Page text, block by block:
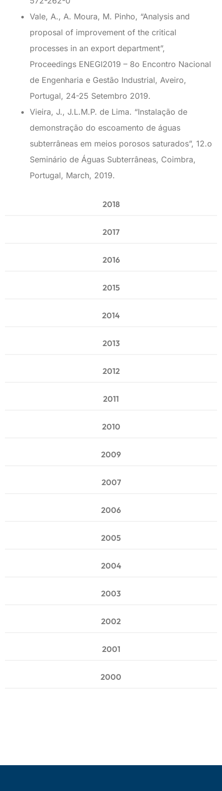
2018
2017
2016
2015
2014
2013
2012
2011
2010
2009
2007
2006
2005
2004
2003
2002
2001
2000
Vale, A., A. Moura, M. Pinho, “Analysis and
proposal of improvement of the critical
processes in an export department”,
Proceedings ENEGI2019 – 8o Encontro Nacional
de Engenharia e Gestão Industrial, Aveiro,
Portugal, 24-25 Setembro 2019.
Vieira, J., J.L.M.P. de Lima. “Instalação de
demonstração do escoamento de águas
subterrâneas em meios porosos saturados”, 12.o
Seminário de Águas Subterrâneas, Coimbra,
Portugal, March, 2019.